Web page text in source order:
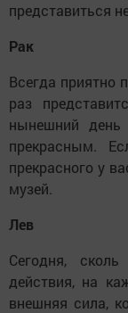
представиться
Рак
Всегда приятно
раз
нынешний
прекрасным.
прекрасного у
музей.
Лев
Сегодня,
действия, на
внешняя сила,